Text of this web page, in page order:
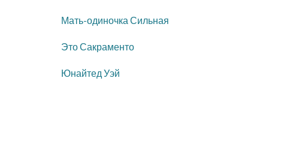
Мать-одиночка Сильная
Это Сакраменто
Юнайтед Уэй